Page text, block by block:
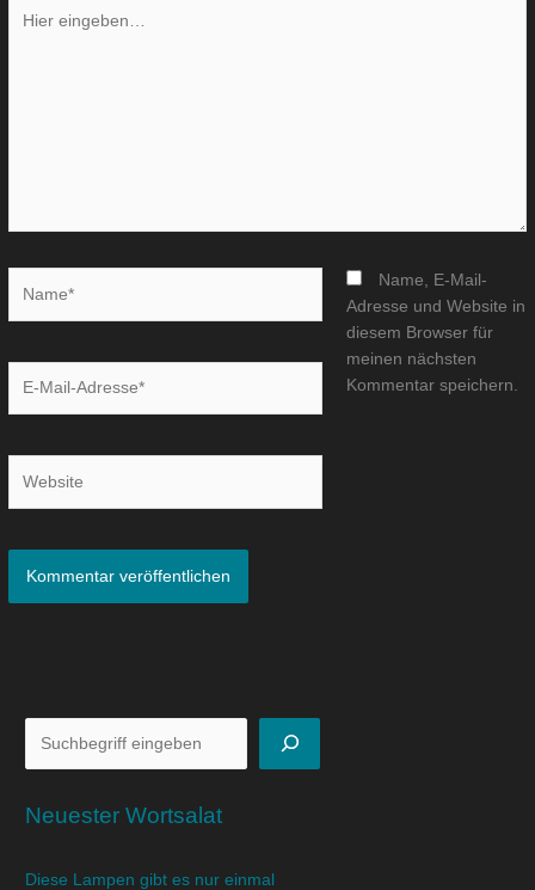
eingeben…
Name, E-Mail-
Adresse und Website in
diesem Browser für
meinen nächsten
Kommentar speichern.
Neuester Wortsalat
Diese Lampen gibt es nur einmal